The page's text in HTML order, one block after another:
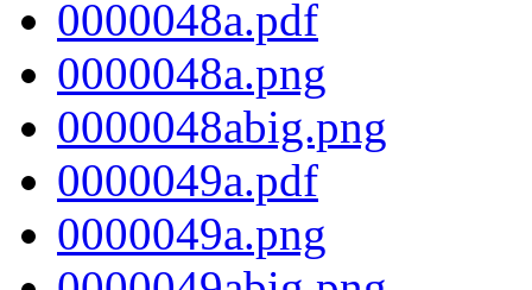
0000048a.pdf
0000048a.png
0000048abig.png
0000049a.pdf
0000049a.png